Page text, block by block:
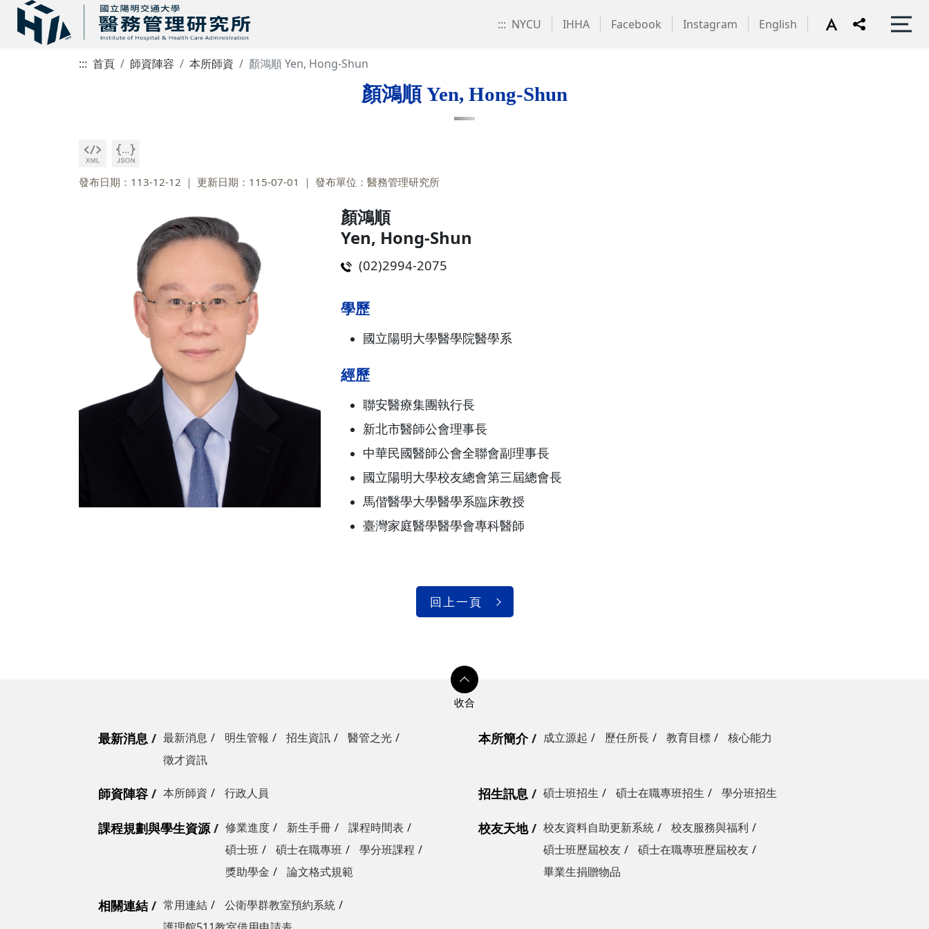
::: NYCU IHHA Facebook Instagram English
::: 首頁 師資陣容 本所師資 顏鴻順 Yen, Hong-Shun
顏鴻順 Yen, Hong-Shun
發布日期：113-12-12 更新日期：115-07-01 發布單位：醫務管理研究所
顏鴻順
Yen, Hong-Shun
(02)2994-2075
學歷
國立陽明大學醫學院醫學系
經歷
聯安醫療集團執行長
新北市醫師公會理事長
中華民國醫師公會全聯會副理事長
國立陽明大學校友總會第三屆總會長
馬偕醫學大學醫學系臨床教授
臺灣家庭醫學醫學會專科醫師
回上一頁
最新消息 最新消息 明生管報 招生資訊
醫管之光
徵才資訊
本所簡介 成立源起 歷任所長 教育目標 核心能力
師資陣容 本所師資 行政人員 招生訊息 碩士班招生 碩士在職專班招生 學分班招生
課程規劃與學生資源 修業進度 新生手冊
課程時間表
碩士班
碩士在職專班
學分班課程
獎助學金
論文格式規範
校友天地 校友資料自助更新系統
校友服務與福利
碩士班歷屆校友
碩士在職專班歷屆校友
畢業生捐贈物品
相關連結 常用連結
公衛學群教室預約系統